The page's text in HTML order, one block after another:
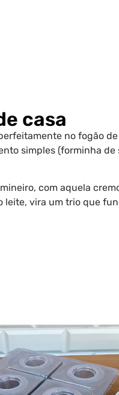
casa
no fogão de
simples (forminha de
com aquela
leite, vira um trio que